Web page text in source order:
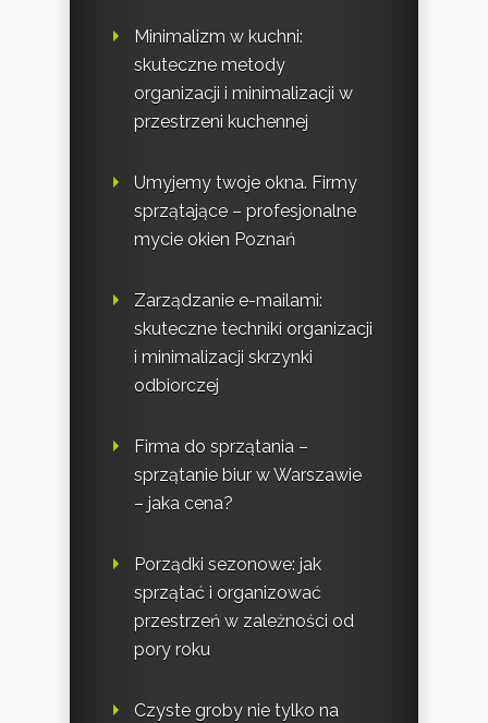
Minimalizm w kuchni:
skuteczne metody
organizacji i minimalizacji w
przestrzeni kuchennej
Umyjemy twoje okna. Firmy
sprzątające – profesjonalne
mycie okien Poznań
Zarządzanie e-mailami:
skuteczne techniki organizacji
i minimalizacji skrzynki
odbiorczej
Firma do sprzątania –
sprzątanie biur w Warszawie
– jaka cena?
Porządki sezonowe: jak
sprzątać i organizować
przestrzeń w zależności od
pory roku
Czyste groby nie tylko na